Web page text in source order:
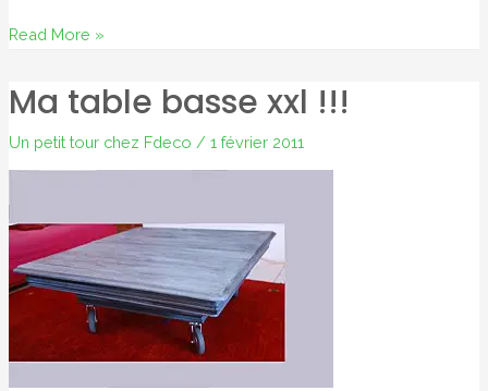
C’est
customisez
Read More »
Ma table basse xxl !!!
Un petit tour chez Fdeco / 1 février 2011